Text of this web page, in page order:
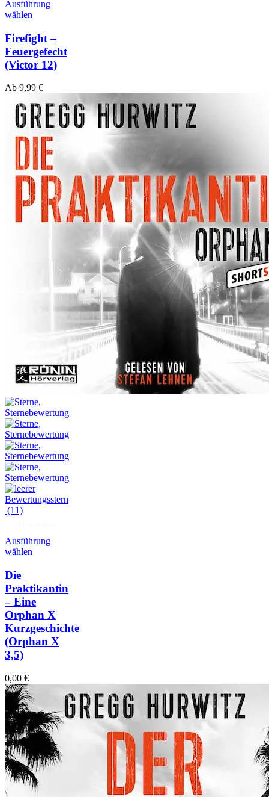
Ausführung
wählen
Firefight –
Feuergefecht
(Victor 12)
Ab 9,99 €
(11)
Ausführung
wählen
Die
Praktikantin
– Eine
Orphan X
Kurzgeschichte
(Orphan X
3,5)
0,00 €